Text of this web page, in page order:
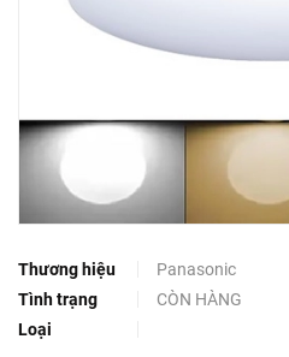
Thương hiệu
Panasonic
Tình trạng
CÒN HÀNG
Loại